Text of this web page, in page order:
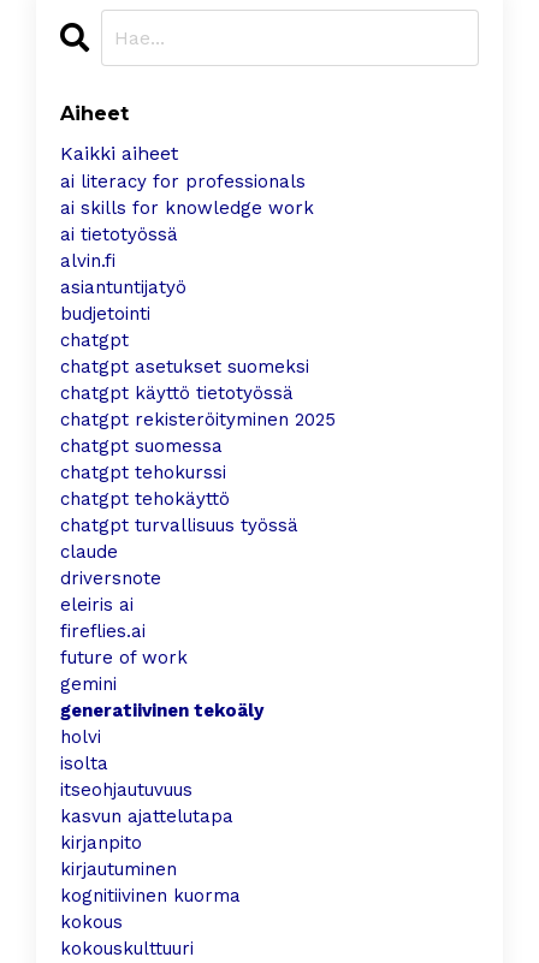
Aiheet
Kaikki aiheet
ai literacy for professionals
ai skills for knowledge work
ai tietotyössä
alvin.fi
asiantuntijatyö
budjetointi
chatgpt
chatgpt asetukset suomeksi
chatgpt käyttö tietotyössä
chatgpt rekisteröityminen 2025
chatgpt suomessa
chatgpt tehokurssi
chatgpt tehokäyttö
chatgpt turvallisuus työssä
claude
driversnote
eleiris ai
fireflies.ai
future of work
gemini
generatiivinen tekoäly
holvi
isolta
itseohjautuvuus
kasvun ajattelutapa
kirjanpito
kirjautuminen
kognitiivinen kuorma
kokous
kokouskulttuuri